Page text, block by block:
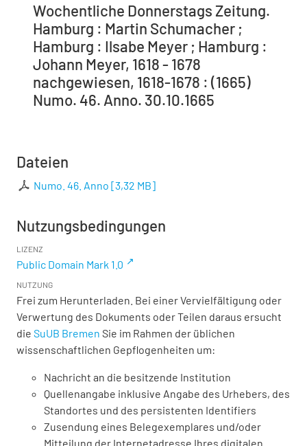
Wochentliche Donnerstags Zeitung.
Hamburg : Martin Schumacher ;
Hamburg : Ilsabe Meyer ; Hamburg :
Johann Meyer, 1618 - 1678
nachgewiesen, 1618-1678 : (1665)
Numo. 46. Anno. 30.10.1665
Dateien
Numo. 46. Anno [3,32 MB]
Nutzungsbedingungen
LIZENZ
Public Domain Mark 1.0
NUTZUNG
Frei zum Herunterladen. Bei einer Vervielfältigung oder
Verwertung des Dokuments oder Teilen daraus ersucht
die SuUB Bremen Sie im Rahmen der üblichen
wissenschaftlichen Gepflogenheiten um:
Nachricht an die besitzende Institution
Quellenangabe inklusive Angabe des Urhebers, des
Standortes und des persistenten Identifiers
Zusendung eines Belegexemplares und/oder
Mitteilung der Internetadresse Ihres digitalen